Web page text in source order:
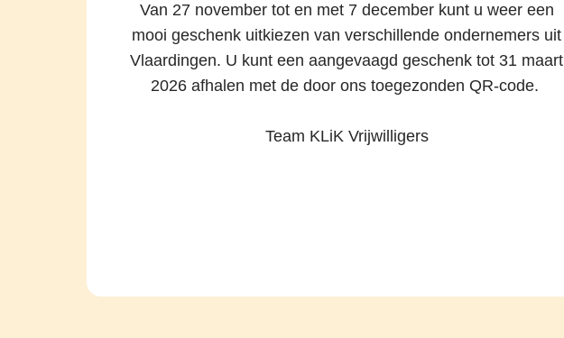
Van 27 november tot en met 7 december kunt u weer een
mooi geschenk uitkiezen van verschillende ondernemers uit
Vlaardingen. U kunt een aangevaagd geschenk tot 31 maart
2026 afhalen met de door ons toegezonden QR-code.
Team KLiK Vrijwilligers